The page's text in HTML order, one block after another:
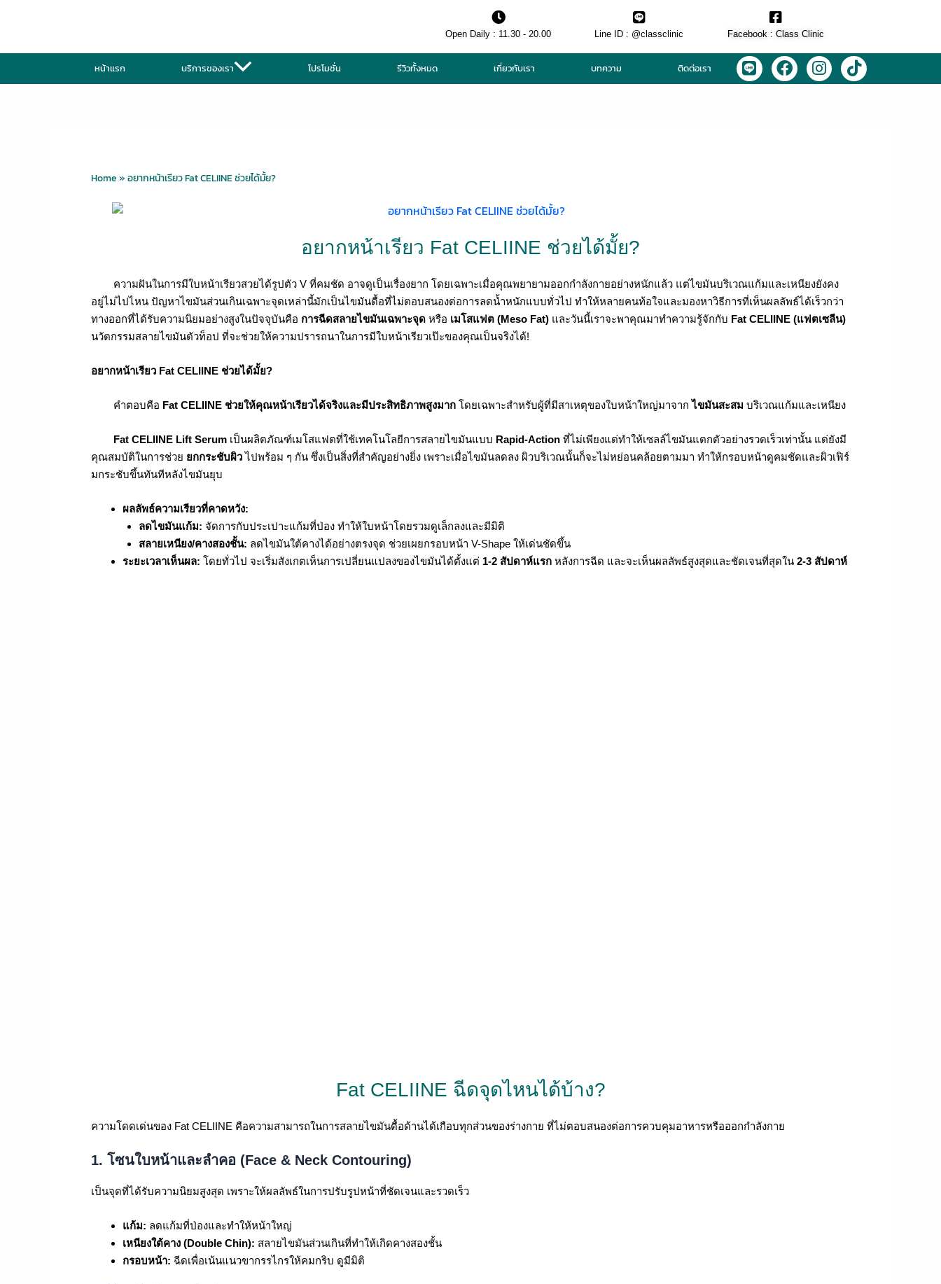
Open Daily : 11.30 - 20.00 Line ID : @classclinic​ Facebook : Class Clinic
หน้าแรก บริการของเรา โปรโมชั่น รีวิวทั้งหมด เกี่ยวกับเรา บทความ ติดต่อเรา L
i
F
a
I
n
T
i
Home » อยากหน้าเรียว Fat CELIINE ช่วยได้มั้ย?
อยากหน้าเรียว Fat CELIINE ช่วยได้มั้ย?
ความฝันในการมีใบหน้าเรียวสวยได้รูปตัว V ที่คมชัด อาจดูเป็นเรื่องยาก โดยเฉพาะเมื่อคุณพยายามออกกำลังกายอย่างหนักแล้ว แต่ไขมันบริเวณแก้มและเหนียงยังคง
อยู่ไม่ไปไหน ปัญหาไขมันส่วนเกินเฉพาะจุดเหล่านี้มักเป็นไขมันดื้อที่ไม่ตอบสนองต่อการลดน้ำหนักแบบทั่วไป ทำให้หลายคนท้อใจและมองหาวิธีการที่เห็นผลลัพธ์ได้เร็วกว่า
ทางออกที่ได้รับความนิยมอย่างสูงในปัจจุบันคือ การฉีดสลายไขมันเฉพาะจุด หรือ เมโสแฟต (Meso Fat) และวันนี้เราจะพาคุณมาทำความรู้จักกับ Fat CELIINE (แฟตเซลีน)
นวัตกรรมสลายไขมันตัวท็อป ที่จะช่วยให้ความปรารถนาในการมีใบหน้าเรียวเป๊ะของคุณเป็นจริงได้!
อยากหน้าเรียว Fat CELIINE ช่วยได้มั้ย?
คำตอบคือ Fat CELIINE ช่วยให้คุณหน้าเรียวได้จริงและมีประสิทธิภาพสูงมาก โดยเฉพาะสำหรับผู้ที่มีสาเหตุของใบหน้าใหญ่มาจากไขมันสะสม บริเวณแก้มและเหนียง
Fat CELIINE Lift Serum เป็นผลิตภัณฑ์เมโสแฟตที่ใช้เทคโนโลยีการสลายไขมันแบบ Rapid-Action ที่ไม่เพียงแต่ทำให้เซลล์ไขมันแตกตัวอย่างรวดเร็วเท่านั้น แต่ยังมี
คุณสมบัติในการช่วย ยกกระชับผิวไปพร้อม ๆ กัน ซึ่งเป็นสิ่งที่สำคัญอย่างยิ่ง เพราะเมื่อไขมันลดลง ผิวบริเวณนั้นก็จะไม่หย่อนคล้อยตามมา ทำให้กรอบหน้าดูคมชัดและผิวเฟิร์
มกระชับขึ้นทันทีหลังไขมันยุบ
ผลลัพธ์ความเรียวที่คาดหวัง:
ลดไขมันแก้ม: จัดการกับประเปาะแก้มที่ป่อง ทำให้ใบหน้าโดยรวมดูเล็กลงและมีมิติ
สลายเหนียง/คางสองชั้น: ลดไขมันใต้คางได้อย่างตรงจุด ช่วยเผยกรอบหน้า V-Shape ให้เด่นชัดขึ้น
ระยะเวลาเห็นผล: โดยทั่วไป จะเริ่มสังเกตเห็นการเปลี่ยนแปลงของไขมันได้ตั้งแต่ 1-2 สัปดาห์แรก หลังการฉีด และจะเห็นผลลัพธ์สูงสุดและชัดเจนที่สุดใน 2-3 สัปดาห์
Fat CELIINE ฉีดจุดไหนได้บ้าง?
ความโดดเด่นของ Fat CELIINE คือความสามารถในการสลายไขมันดื้อด้านได้เกือบทุกส่วนของร่างกาย ที่ไม่ตอบสนองต่อการควบคุมอาหารหรือออกกำลังกาย
1. โซนใบหน้าและลำคอ (Face & Neck Contouring)
เป็นจุดที่ได้รับความนิยมสูงสุด เพราะให้ผลลัพธ์ในการปรับรูปหน้าที่ชัดเจนและรวดเร็ว
แก้ม: ลดแก้มที่ป่องและทำให้หน้าใหญ่
เหนียงใต้คาง (Double Chin): สลายไขมันส่วนเกินที่ทำให้เกิดคางสองชั้น
กรอบหน้า: ฉีดเพื่อเน้นแนวขากรรไกรให้คมกริบ ดูมีมิติ